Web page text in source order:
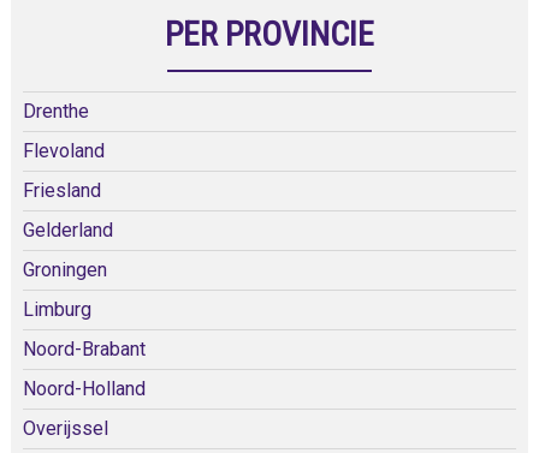
PER PROVINCIE
Drenthe
Flevoland
Friesland
Gelderland
Groningen
Limburg
Noord-Brabant
Noord-Holland
Overijssel